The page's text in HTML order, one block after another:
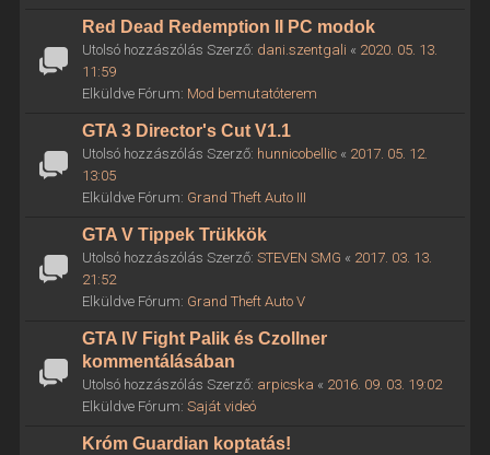
Red Dead Redemption II PC modok
Utolsó hozzászólás Szerző: dani.szentgali « 2020. 05. 13.
11:59
Elküldve Fórum: Mod bemutatóterem
GTA 3 Director's Cut V1.1
Utolsó hozzászólás Szerző: hunnicobellic« 2017. 05. 12.
13:05
Elküldve Fórum: Grand Theft Auto III
GTA V Tippek Trükkök
Utolsó hozzászólás Szerző: STEVEN SMG « 2017. 03. 13.
21:52
Elküldve Fórum: Grand Theft Auto V
GTA IV Fight Palik és Czollner
kommentálásában
Utolsó hozzászólás Szerző: arpicska « 2016. 09. 03. 19:02
Elküldve Fórum: Saját videó
Króm Guardian koptatás!